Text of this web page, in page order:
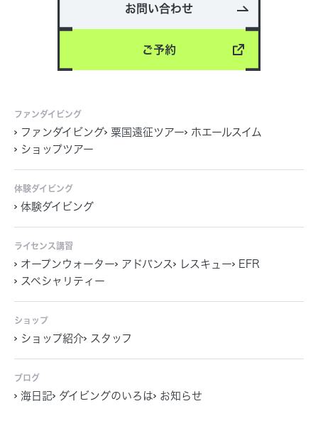
お問い合わせ
ご予約
ファンダイビング
ファンダイビング 粟国遠征ツアー
ホエールスイム
ショップツアー
体験ダイビング
体験ダイビング
ライセンス講習
オープンウォーター アドバンス レスキュー
EFR
スペシャリティー
ショップ
ショップ紹介 スタッフ
ブログ
海日記 ダイビングのいろは お知らせ